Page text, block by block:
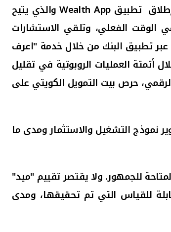
تطبيقWealth App والذي يتيح
الوقت الفعلي، وتلقي الاستشارات
عبر تطبيق البنك من خلال خدمة "اعرف
أتمتة العمليات الروبوتية في تقليل
حرص بيت التمويل الكويتي على
نموذج التشغيل والاستثمار ومدى ما
للجمهور. ولا يقتصر تقييم "ميد"
للقياس التي تم تحقيقها، ومدى